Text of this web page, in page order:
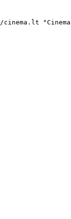
94% 

      Apžvelgta  

    ###  Apsėdimas 

    ####  Obsession 

     ](https://cinema.lt/filmai/apsedimas#movie-title "Apsėdimas")
- ![](https://cinema.lt/images/bookmarks/bookmark.svg)   

     [    ![Supermergina filmo online n